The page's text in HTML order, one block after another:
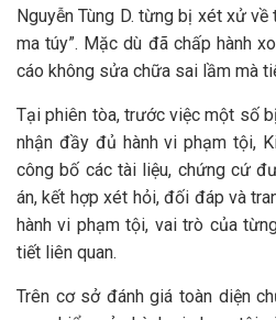
Nguyễn Tùng D. từng bị xét xử
ma túy”. Mặc dù đã chấp hành
cáo không sửa chữa sai lầm mà
Tại phiên tòa, trước việc một số
nhận đầy đủ hành vi phạm tội,
công bố các tài liệu, chứng cứ
án, kết hợp xét hỏi, đối đáp và
hành vi phạm tội, vai trò của
tiết liên quan.
Trên cơ sở đánh giá toàn diện